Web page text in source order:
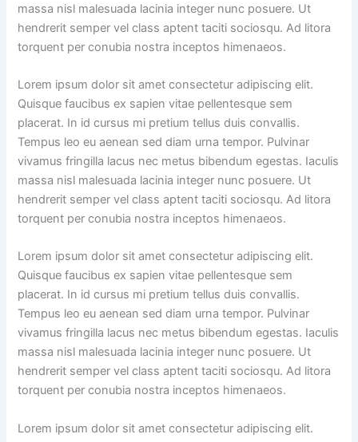
massa nisl malesuada lacinia integer nunc posuere. Ut
hendrerit semper vel class aptent taciti sociosqu. Ad litora
torquent per conubia nostra inceptos himenaeos.
Lorem ipsum dolor sit amet consectetur adipiscing elit.
Quisque faucibus ex sapien vitae pellentesque sem
placerat. In id cursus mi pretium tellus duis convallis.
Tempus leo eu aenean sed diam urna tempor. Pulvinar
vivamus fringilla lacus nec metus bibendum egestas. Iaculis
massa nisl malesuada lacinia integer nunc posuere. Ut
hendrerit semper vel class aptent taciti sociosqu. Ad litora
torquent per conubia nostra inceptos himenaeos.
Lorem ipsum dolor sit amet consectetur adipiscing elit.
Quisque faucibus ex sapien vitae pellentesque sem
placerat. In id cursus mi pretium tellus duis convallis.
Tempus leo eu aenean sed diam urna tempor. Pulvinar
vivamus fringilla lacus nec metus bibendum egestas. Iaculis
massa nisl malesuada lacinia integer nunc posuere. Ut
hendrerit semper vel class aptent taciti sociosqu. Ad litora
torquent per conubia nostra inceptos himenaeos.
Lorem ipsum dolor sit amet consectetur adipiscing elit.